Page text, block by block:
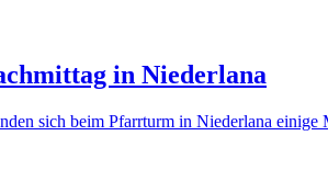
in Niederlana
sich beim Pfarrturm in Niederlana einige